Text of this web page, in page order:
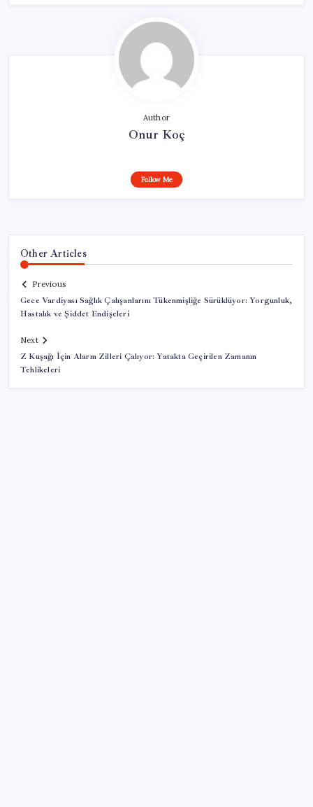
Author
Onur Koç
Follow Me
Other Articles
Previous
Gece Vardiyası Sağlık Çalışanlarını Tükenmişliğe Sürüklüyor: Yorgunluk,
Hastalık ve Şiddet Endişeleri
Next
Z Kuşağı İçin Alarm Zilleri Çalıyor: Yatakta Geçirilen Zamanın
Tehlikeleri